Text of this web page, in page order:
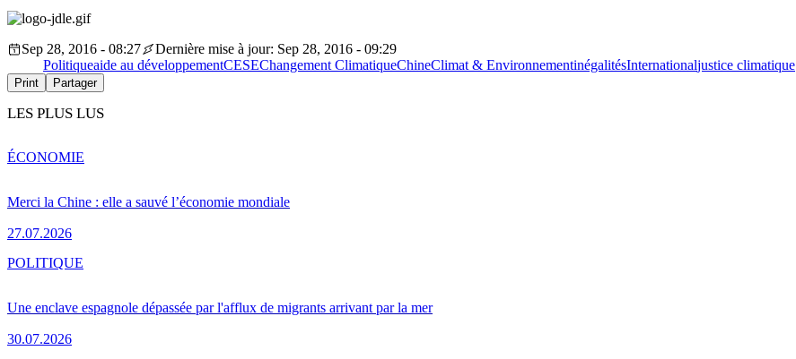
Sep 28, 2016 - 08:27
Dernière mise à jour: Sep 28, 2016 - 09:29
Politiqueaide au développementCESEChangement ClimatiqueChineClimat & EnvironnementinégalitésInternationaljustice climatique
Print Partager
LES PLUS LUS
Merci la Chine : elle a sauvé l’économie mondiale
27.07.2026
ÉCONOMIE
Une enclave espagnole dépassée par l'afflux de migrants arrivant par la mer
30.07.2026
POLITIQUE